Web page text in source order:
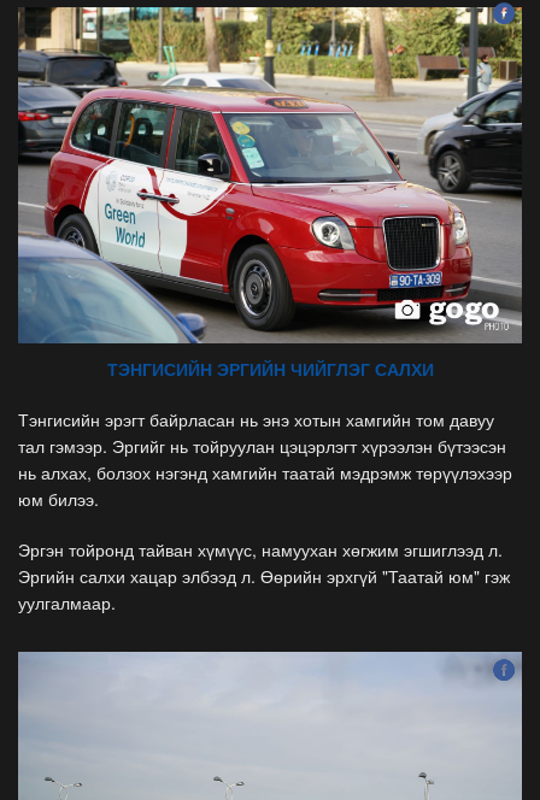
ТЭНГИСИЙН ЭРГИЙН ЧИЙГЛЭГ САЛХИ
Тэнгисийн эрэгт байрласан нь энэ хотын хамгийн том давуу
тал гэмээр. Эргийг нь тойруулан цэцэрлэгт хүрээлэн бүтээсэн
нь алхах, болзох нэгэнд хамгийн таатай мэдрэмж төрүүлэхээр
юм билээ.
Эргэн тойронд тайван хүмүүс, намуухан хөгжим эгшиглээд л.
Эргийн салхи хацар элбээд л. Өөрийн эрхгүй "Таатай юм" гэж
уулгалмаар.